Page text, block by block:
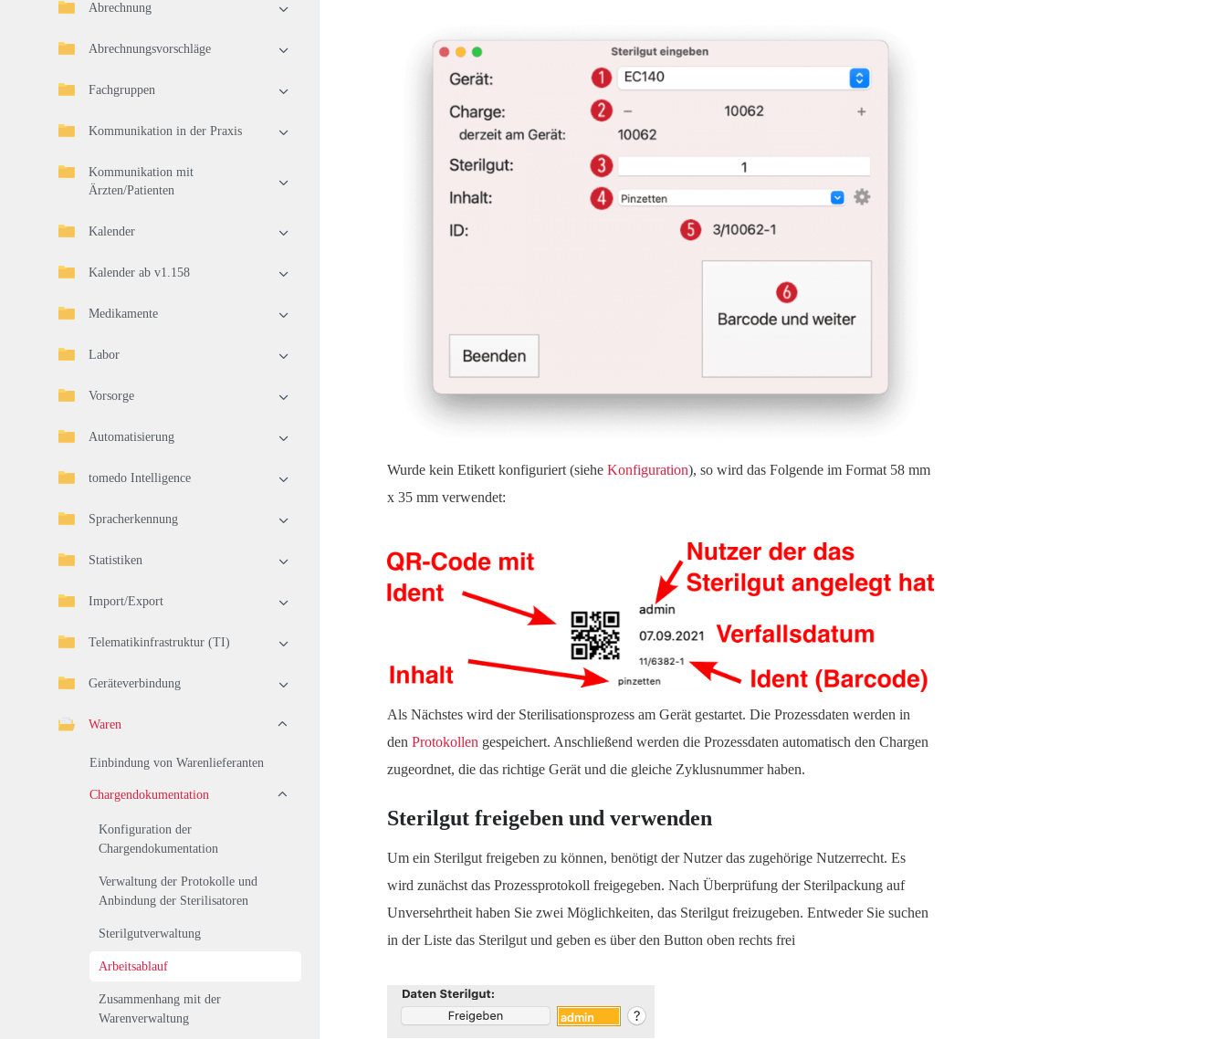
Abrechnung
Abrechnungsvorschläge
Fachgruppen
Kommunikation in der Praxis
Kommunikation mit
Ärzten/Patienten
Kalender
Kalender ab v1.158
Medikamente
Labor
Vorsorge
Automatisierung
tomedo Intelligence
Spracherkennung
Statistiken
Import/Export
Telematikinfrastruktur (TI)
Geräteverbindung
Waren
Einbindung von Warenlieferanten
Chargendokumentation
Konfiguration der
Chargendokumentation
Verwaltung der Protokolle und
Anbindung der Sterilisatoren
Sterilgutverwaltung
Arbeitsablauf
Zusammenhang mit der
Warenverwaltung
Wurde kein Etikett konfiguriert (siehe Konfiguration), so wird das Folgende im Format 58 mm
x 35 mm verwendet:
Als Nächstes wird der Sterilisationsprozess am Gerät gestartet. Die Prozessdaten werden in
den Protokollen gespeichert. Anschließend werden die Prozessdaten automatisch den Chargen
zugeordnet, die das richtige Gerät und die gleiche Zyklusnummer haben.
Sterilgut freigeben und verwenden
Um ein Sterilgut freigeben zu können, benötigt der Nutzer das zugehörige Nutzerrecht. Es
wird zunächst das Prozessprotokoll freigegeben. Nach Überprüfung der Sterilpackung auf
Unversehrtheit haben Sie zwei Möglichkeiten, das Sterilgut freizugeben. Entweder Sie suchen
in der Liste das Sterilgut und geben es über den Button oben rechts frei